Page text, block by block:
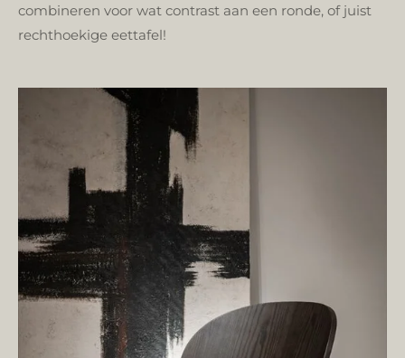
combineren voor wat contrast aan een ronde, of juist
rechthoekige eettafel!